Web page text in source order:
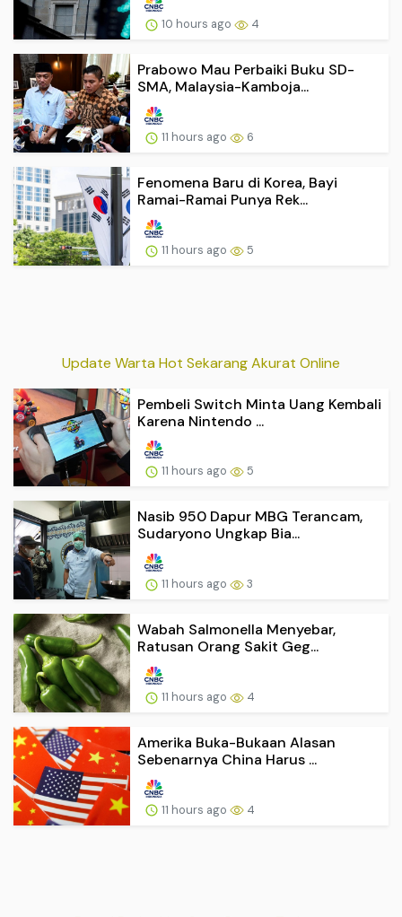
10 hours ago 4
Prabowo Mau Perbaiki Buku SD-
SMA, Malaysia-Kamboja...
11 hours ago 6
Fenomena Baru di Korea, Bayi
Ramai-Ramai Punya Rek...
11 hours ago 5
Update Warta Hot Sekarang Akurat Online
Pembeli Switch Minta Uang Kembali
Karena Nintendo ...
11 hours ago 5
Nasib 950 Dapur MBG Terancam,
Sudaryono Ungkap Bia...
11 hours ago 3
Wabah Salmonella Menyebar,
Ratusan Orang Sakit Geg...
11 hours ago 4
Amerika Buka-Bukaan Alasan
Sebenarnya China Harus ...
11 hours ago 4